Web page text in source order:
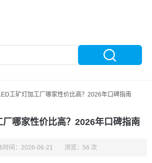
工矿灯加工厂哪家性价比高？2026年口碑指南
哪家性价比高？2026年口碑指南
时间：2026-06-21 浏览：56 次